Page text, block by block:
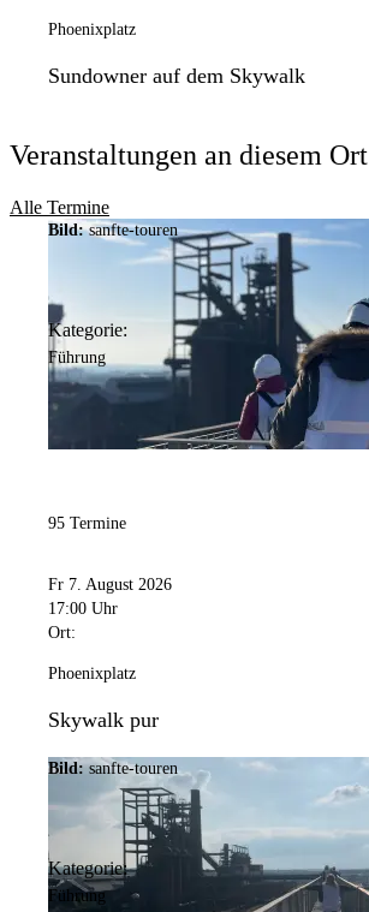
Phoenixplatz
Sundowner auf dem Skywalk
Veranstaltungen an diesem Ort
Alle Termine
Bild: sanfte-touren
Kategorie:
Führung
95 Termine
Fr 7. August 2026
17:00 Uhr
Ort:
Phoenixplatz
Skywalk pur
Bild: sanfte-touren
Kategorie:
Führung